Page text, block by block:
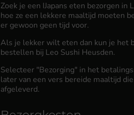
Zoek je een IJapans eten bezorgen
hoe ze een lekkere maaltijd moeten
er gewoon geen tijd voor.
Als je lekker wilt eten dan kun je het
bestellen bij Leo Sushi Heusden.
Selecteer "Bezorging" in het
later van een vers bereide maaltijd
afgeleverd.